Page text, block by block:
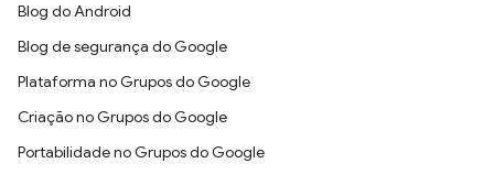
Blog do Android
Blog de segurança do Google
Plataforma no Grupos do Google
Criação no Grupos do Google
Portabilidade no Grupos do Google